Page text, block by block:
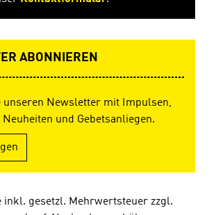
ABONNIEREN
unseren Newsletter mit Impulsen,
und Gebetsanliegen.
inkl. gesetzl. Mehrwertsteuer zzgl.